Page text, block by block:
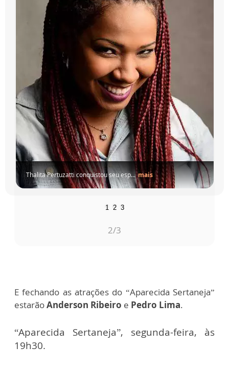
Thalita Pertuzatti conquistou seu esp... mais
1 2 3
3/3
E fechando as atrações do “Aparecida Sertaneja”
estarãoAnderson Ribeiro e Pedro Lima.
“Aparecida Sertaneja”, segunda-feira, às
19h30.